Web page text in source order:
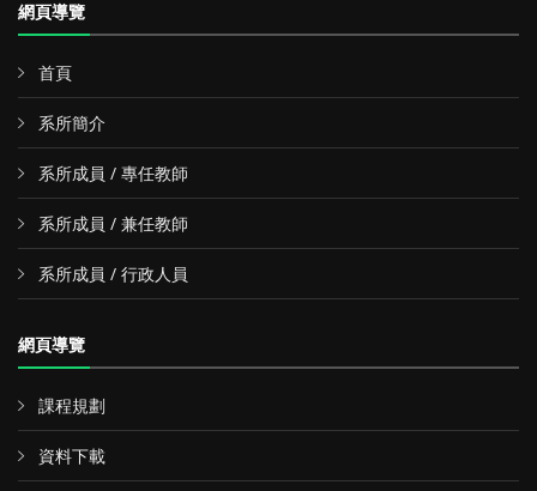
網頁導覽
首頁
系所簡介
系所成員 / 專任教師
系所成員 / 兼任教師
系所成員 / 行政人員
網頁導覽
課程規劃
資料下載